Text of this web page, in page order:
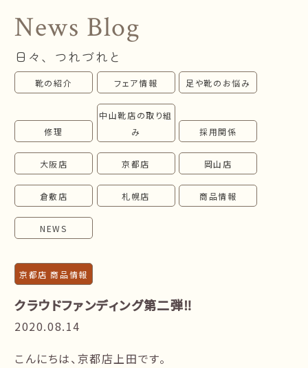
オンラインショップ
お問い合わせ
News Blog
日々、つれづれと
靴の紹介 フェア情報 足や靴のお悩み
修理
中山靴店の取り組
み
採用関係
大阪店 京都店 岡山店
倉敷店 札幌店 商品情報
NEWS
京都店 商品情報
クラウドファンディング第二弾‼
2020.08.14
こんにちは、京都店上田です。